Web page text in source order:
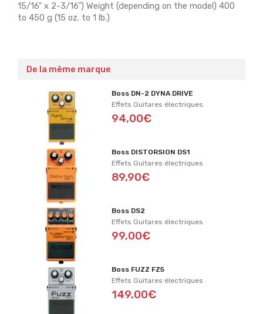
15/16" x 2-3/16") Weight (depending on the model) 400
to 450 g (15 oz. to 1 lb.)
De la même marque
Boss DN-2 DYNA DRIVE
Effets Guitares électriques
94,00€
Boss DISTORSION DS1
Effets Guitares électriques
89,90€
Boss DS2
Effets Guitares électriques
99,00€
Boss FUZZ FZ5
Effets Guitares électriques
149,00€